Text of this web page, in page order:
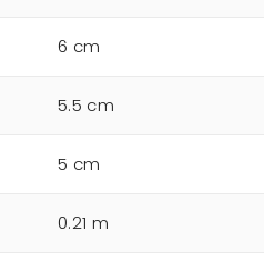
6 cm
5.5 cm
5 cm
0.21 m